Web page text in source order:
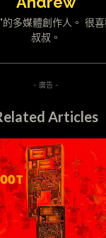
的多媒體創作人。 很
叔叔。
- 廣告 -
Articles